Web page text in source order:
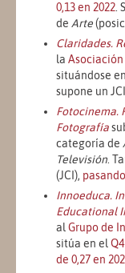
0,13 en 2022
de Arte
Claridades.
la Asociación
situándose
supone un JCI
Fotocinema.
Fotografía
categoría de
Televisión .
(JCI),
Innoeduca.
Educational
al Grupo de
sitúa en el
de 0,27 en